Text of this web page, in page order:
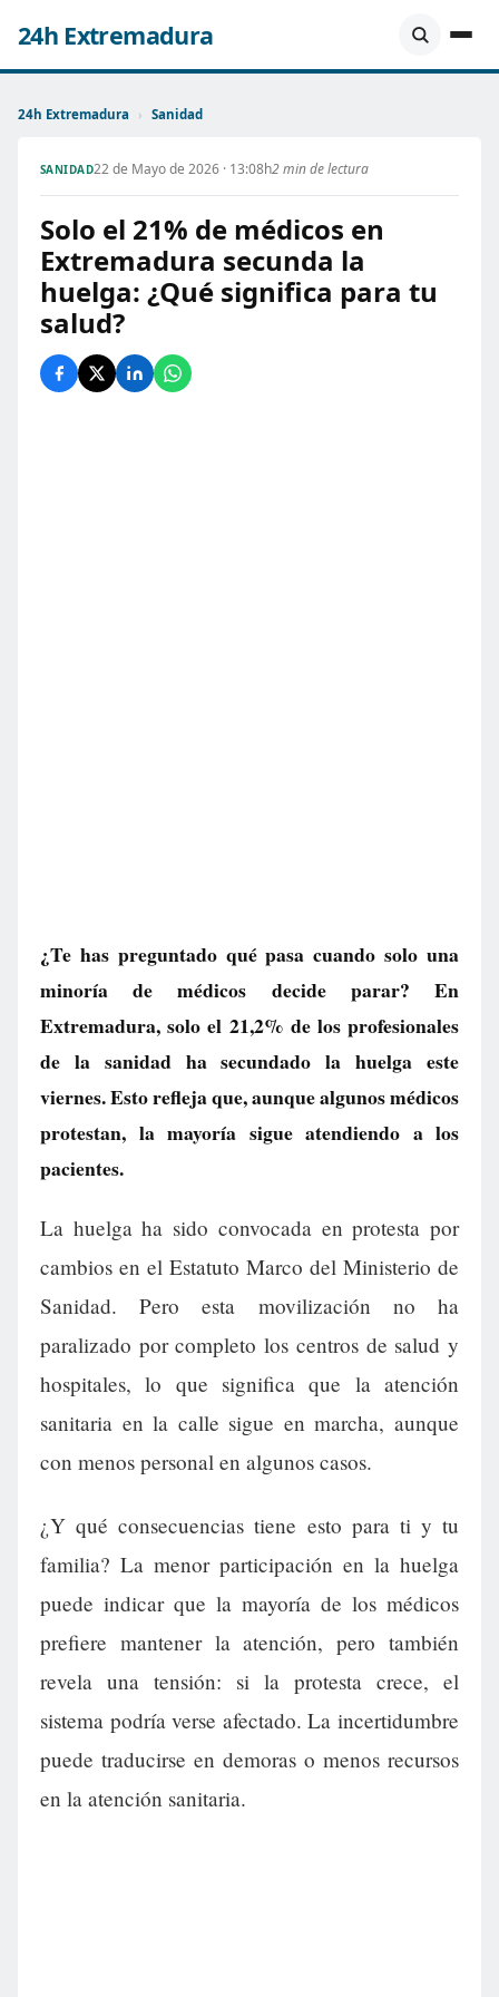
24h Extremadura
24h Extremadura › Sanidad
SANIDAD22 de Mayo de 2026 · 13:08h2 min de lectura
Solo el 21% de médicos en
Extremadura secunda la
huelga: ¿Qué significa para tu
salud?
¿Te has preguntado qué pasa cuando solo una
minoría de médicos decide parar? En
Extremadura, solo el 21,2% de los profesionales
de la sanidad ha secundado la huelga este
viernes. Esto refleja que, aunque algunos médicos
protestan, la mayoría sigue atendiendo a los
pacientes.
La huelga ha sido convocada en protesta por
cambios en el Estatuto Marco del Ministerio de
Sanidad. Pero esta movilización no ha
paralizado por completo los centros de salud y
hospitales, lo que significa que la atención
sanitaria en la calle sigue en marcha, aunque
con menos personal en algunos casos.
¿Y qué consecuencias tiene esto para ti y tu
familia? La menor participación en la huelga
puede indicar que la mayoría de los médicos
prefiere mantener la atención, pero también
revela una tensión: si la protesta crece, el
sistema podría verse afectado. La incertidumbre
puede traducirse en demoras o menos recursos
en la atención sanitaria.